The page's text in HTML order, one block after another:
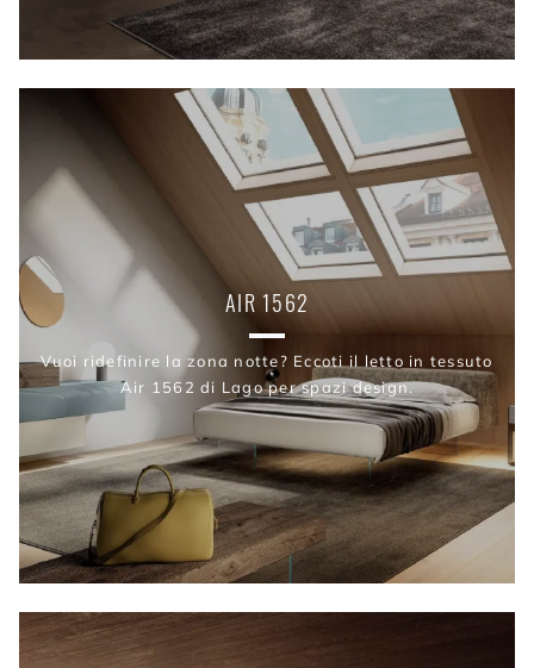
AIR 1562
Vuoi ridefinire la zona notte? Eccoti il letto in tessuto
Air 1562 di Lago per spazi design.